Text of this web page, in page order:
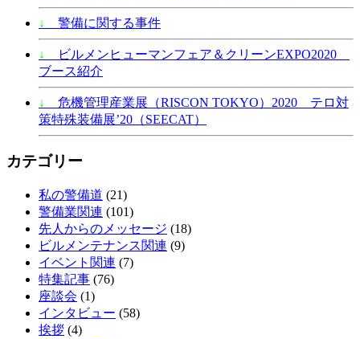
↓ 警備に関する事件
↓
ビルメンヒューマンフェア＆クリーンEXPO2020
ブース紹介
↓
危機管理産業展（RISCON TOKYO）2020 テロ対
策特殊装備展’20（SEECAT）
カテゴリー
私の警備道 (21)
警備業関連 (101)
先人からのメッセージ (18)
ビルメンテナンス関連 (9)
イベント関連 (7)
特集記事 (76)
座談会 (1)
インタビュー (58)
挨拶 (4)